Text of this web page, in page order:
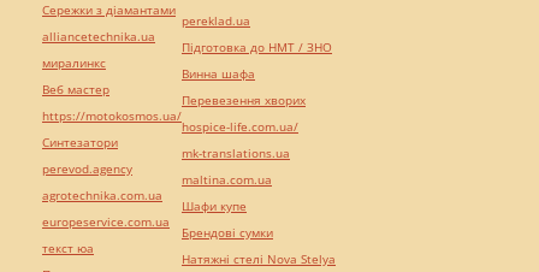
Сережки з діамантами
alliancetechnika.ua
миралинкс
Веб мастер
https://motokosmos.ua/
Синтезатори
perevod.agency
agrotechnika.com.ua
europeservice.com.ua
текст юа
pereklad.ua
Підготовка до НМТ / ЗНО
Винна шафа
Перевезення хворих
hospice-life.com.ua/
mk-translations.ua
maltina.com.ua
Шафи купе
Брендові сумки
Натяжні стелі Nova Stelya